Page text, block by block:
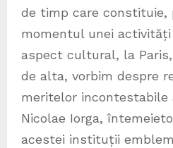
de timp care constituie,
momentul unei
aspect cultural, la Paris,
de alta, vorbim despre
meritelor incontestabile
Nicolae Iorga,
acestei instituții